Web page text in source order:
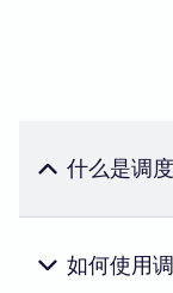
什么是调
您选择的频
如何使用